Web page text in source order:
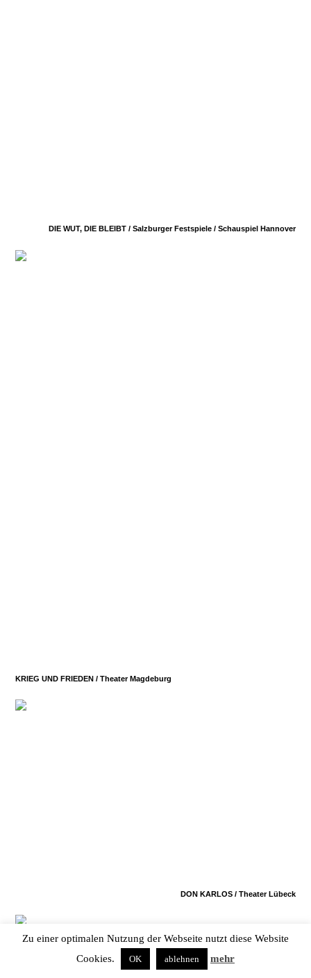
DIE WUT, DIE BLEIBT / Salzburger Festspiele / Schauspiel Hannover
KRIEG UND FRIEDEN / Theater Magdeburg
DON KARLOS / Theater Lübeck
Zu einer optimalen Nutzung der Webseite nutzt diese Website
Cookies.
OK ablehnen mehr